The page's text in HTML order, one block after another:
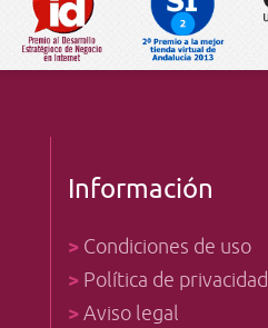
Información
> Condiciones de uso
> Política de privacidad
>Aviso legal